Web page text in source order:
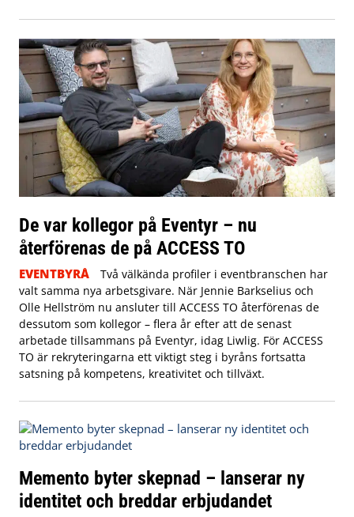
De var kollegor på Eventyr – nu
återförenas de på ACCESS TO
EVENTBYRÅ
Två välkända profiler i eventbranschen har
valt samma nya arbetsgivare. När Jennie Barkselius och
Olle Hellström nu ansluter till ACCESS TO återförenas de
dessutom som kollegor – flera år efter att de senast
arbetade tillsammans på Eventyr, idag Liwlig. För ACCESS
TO är rekryteringarna ett viktigt steg i byråns fortsatta
satsning på kompetens, kreativitet och tillväxt.
Memento byter skepnad – lanserar ny
identitet och breddar erbjudandet